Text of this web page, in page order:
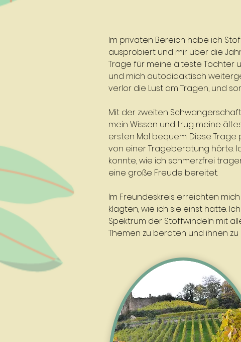
Im privaten Bereich habe ich
ausprobiert und mir über die
Trage für meine älteste Tochter
und mich autodidaktisch
verlor die Lust am Tragen, und
Mit der zweiten
mein Wissen und trug meine
ersten Mal bequem. Diese
von einer Trageberatung hörte.
konnte, wie ich schmerzfrei
eine große Freude bereitet.
Im Freundeskreis erreichten
klagten, wie ich sie einst hatte.
Spektrum der Stoffwindeln mit
Themen zu beraten und ihnen zu